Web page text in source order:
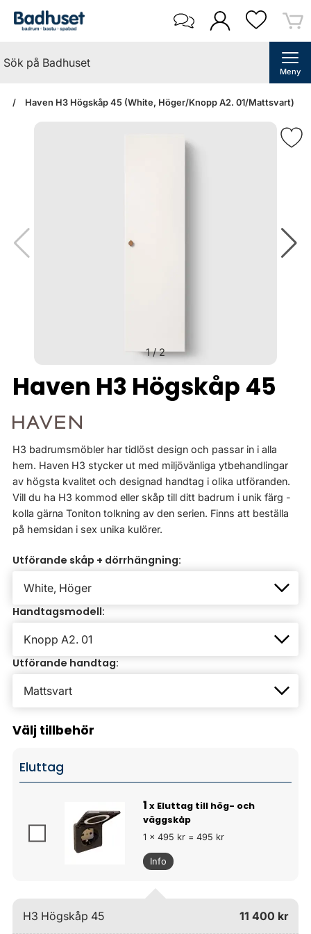
Meny
Haven H3 Högskåp 45 (White, Höger/Knopp A2. 01/Mattsvart)
1/2
Haven H3 Högskåp 45
H3 badrumsmöbler har tidlöst design och passar in i alla
hem. Haven H3 stycker ut med miljövänliga ytbehandlingar
av högsta kvalitet och designad handtag i olika utföranden.
Vill du ha H3 kommod eller skåp till ditt badrum i unik färg -
kolla gärna Toniton tolkning av den serien. Finns att beställa
på hemsidan i sex unika kulörer.
Utförande skåp + dörrhängning:
Handtagsmodell:
Utförande handtag:
Välj tillbehör
Eluttag
1 x Eluttag till hög- och
väggskåp
1 x 495 kr = 495 kr
Info
H3 Högskåp 45 11 400 kr